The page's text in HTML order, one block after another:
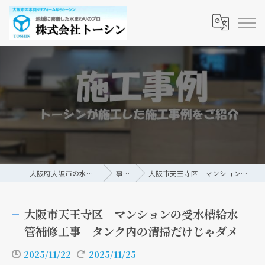
大阪府大阪市の水回りリフォームなら株式会社トーシン 事例/ブログ 大阪市天王寺区 マンションの受水槽給水管補修工事 タンク内の清掃だけじゃダメ
大阪市天王寺区 マンションの受水槽給水
管補修工事 タンク内の清掃だけじゃダメ
2025/11/22 2025/11/25